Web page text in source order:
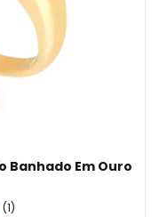
Banhado Em Ouro
(1)